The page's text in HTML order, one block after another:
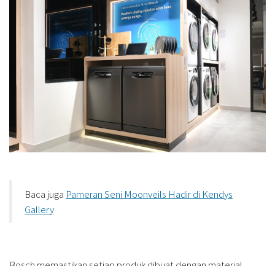
Baca juga Pameran Seni Moonveils Hadir di Kendys
Gallery